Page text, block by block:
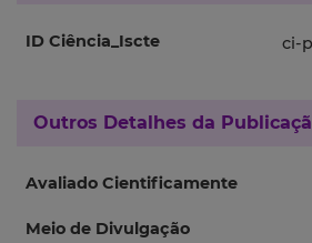
ID Ciência_Iscte ci-
Outros Detalhes da
Avaliado Cientificamente
Meio de Divulgação